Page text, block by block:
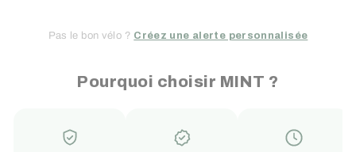
Pas le bon vélo ? Créez une alerte personnalisée
Pourquoi choisir MINT ?